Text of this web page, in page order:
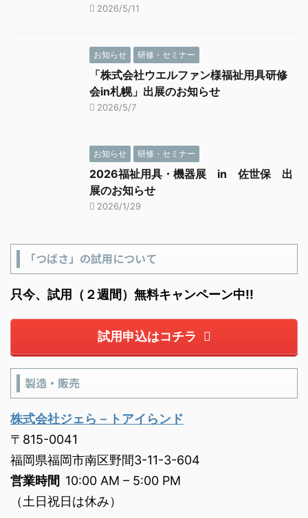
2026/5/11
お知らせ 研修・セミナー
「株式会社ウエルファン様福祉用具研修
会in札幌」出展のお知らせ
2026/5/7
お知らせ 研修・セミナー
2026福祉用具・機器展 in 佐世保 出
展のお知らせ
2026/1/29
「つばさ」の試用について
只今、試用（２週間）無料キャンペーン中!!
試用申込はコチラ
製造・販売
株式会社ジェら－トアイらンド
〒815-0041
福岡県福岡市南区野間3-11-3-604
営業時間 10:00 AM – 5:00 PM
（土日祝日は休み）